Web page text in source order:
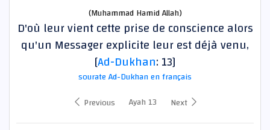
(Muhammad Hamid Allah)
D'où leur vient cette prise de conscience alors
qu'un Messager explicite leur est déjà venu,
[Ad-Dukhan: 13]
sourate Ad-Dukhan en français
Previous
Ayah 13 Next